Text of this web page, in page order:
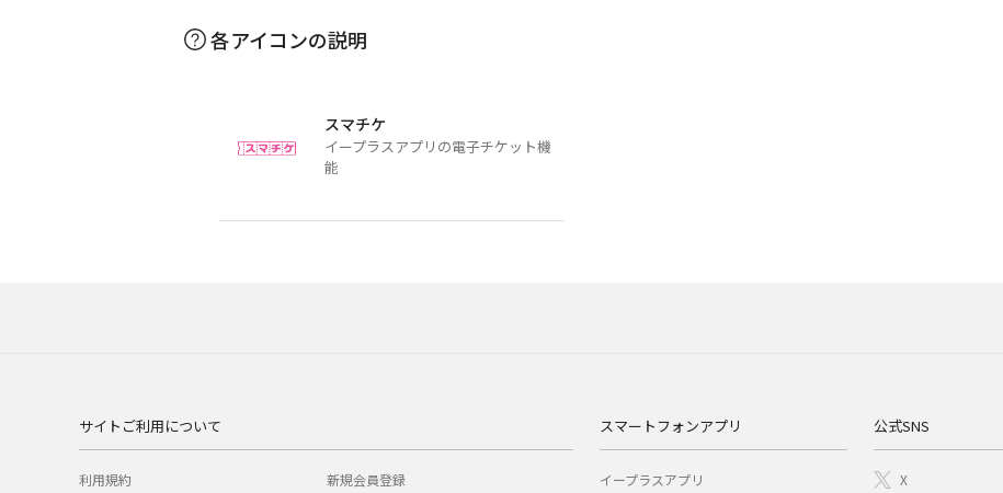
各アイコンの説明
スマチケ
イープラスアプリの電子チケット機
能
サイトご利用について
利用規約
新規会員登録
スマートフォンアプリ
イープラスアプリ
公式SNS
X